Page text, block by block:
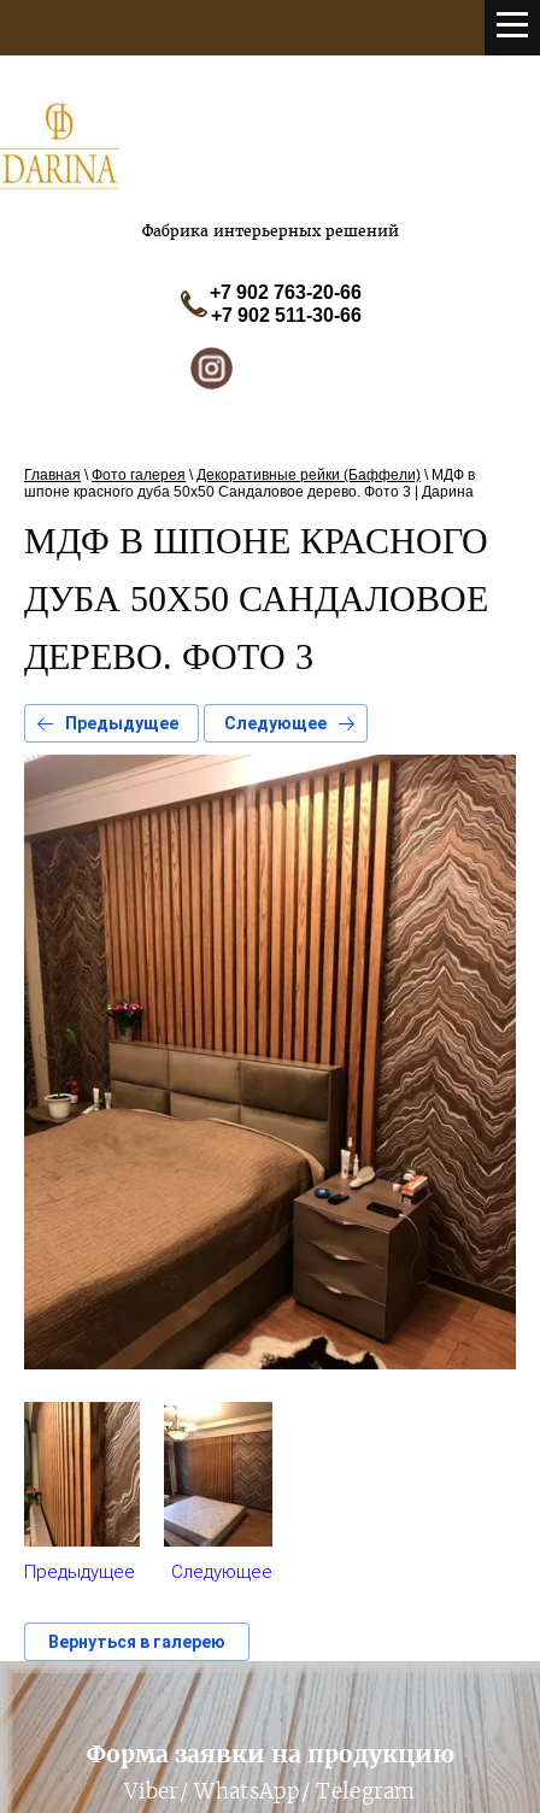
Фабрика интерьерных решений
+7 902 763-20-66
+7 902 511-30-66
Главная \Фото галерея \Декоративные рейки (Баффели) \ МДФ в
шпоне красного дуба 50х50 Сандаловое дерево. Фото 3 | Дарина
МДФ В ШПОНЕ КРАСНОГО
ДУБА 50Х50 САНДАЛОВОЕ
ДЕРЕВО. ФОТО 3
Предыдущее Следующее
Предыдущее Следующее
Вернуться в галерею
Форма заявки на продукцию
Viber/ WhatsApp/ Telegram